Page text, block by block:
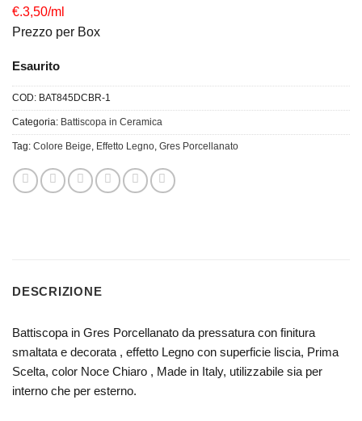
€.3,50/ml
Prezzo per Box
Esaurito
COD: BAT845DCBR-1
Categoria: Battiscopa in Ceramica
Tag: Colore Beige Effetto Legno Gres Porcellanato
DESCRIZIONE
Battiscopa in Gres Porcellanato da pressatura con finitura
smaltata e decorata , effetto Legno con superficie liscia, Prima
Scelta, color Noce Chiaro , Made in Italy, utilizzabile sia per
interno che per esterno.